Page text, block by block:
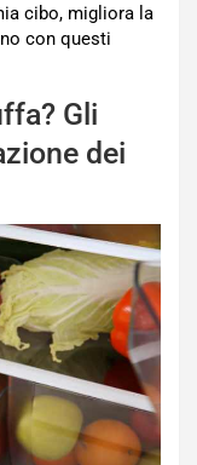
cibo, migliora la
con questi
Gli
dei